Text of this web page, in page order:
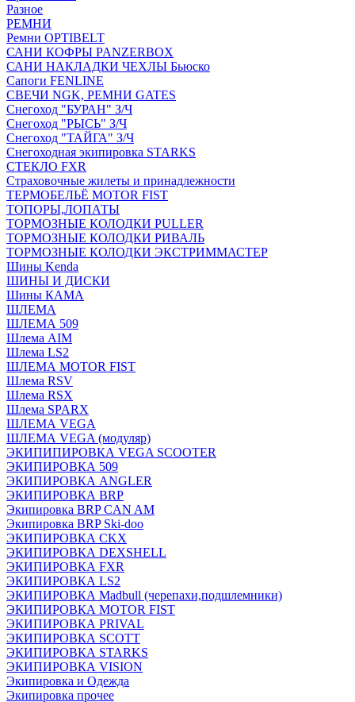
Разное
РЕМНИ
Ремни OPTIBELT
САНИ КОФРЫ PANZERBOX
САНИ НАКЛАДКИ ЧЕХЛЫ Бьюско
Сапоги FENLINE
СВЕЧИ NGK, РЕМНИ GATES
Снегоход "БУРАН" З/Ч
Снегоход "РЫСЬ" З/Ч
Снегоход "ТАЙГА" З/Ч
Снегоходная экипировка STARKS
СТЕКЛО FXR
Страховочные жилеты и принадлежности
ТЕРМОБЕЛЬЁ MOTOR FIST
ТОПОРЫ,ЛОПАТЫ
ТОРМОЗНЫЕ КОЛОДКИ PULLER
ТОРМОЗНЫЕ КОЛОДКИ РИВАЛЬ
ТОРМОЗНЫЕ КОЛОДКИ ЭКСТРИММАСТЕР
Шины Kenda
ШИНЫ И ДИСКИ
Шины КАМА
ШЛЕМА
ШЛЕМА 509
Шлема AIM
Шлема LS2
ШЛЕМА MOTOR FIST
Шлема RSV
Шлема RSX
Шлема SPARX
ШЛЕМА VEGA
ШЛЕМА VEGA (модуляр)
ЭКИПИПИРОВКА VEGA SCOOTER
ЭКИПИРОВКА 509
ЭКИПИРОВКА ANGLER
ЭКИПИРОВКА BRP
Экипировка BRP CAN AM
Экипировка BRP Ski-doo
ЭКИПИРОВКА CKX
ЭКИПИРОВКА DEXSHELL
ЭКИПИРОВКА FXR
ЭКИПИРОВКА LS2
ЭКИПИРОВКА Madbull (черепахи,подшлемники)
ЭКИПИРОВКА MOTOR FIST
ЭКИПИРОВКА PRIVAL
ЭКИПИРОВКА SCOTT
ЭКИПИРОВКА STARKS
ЭКИПИРОВКА VISION
Экипировка и Одежда
Экипировка прочее